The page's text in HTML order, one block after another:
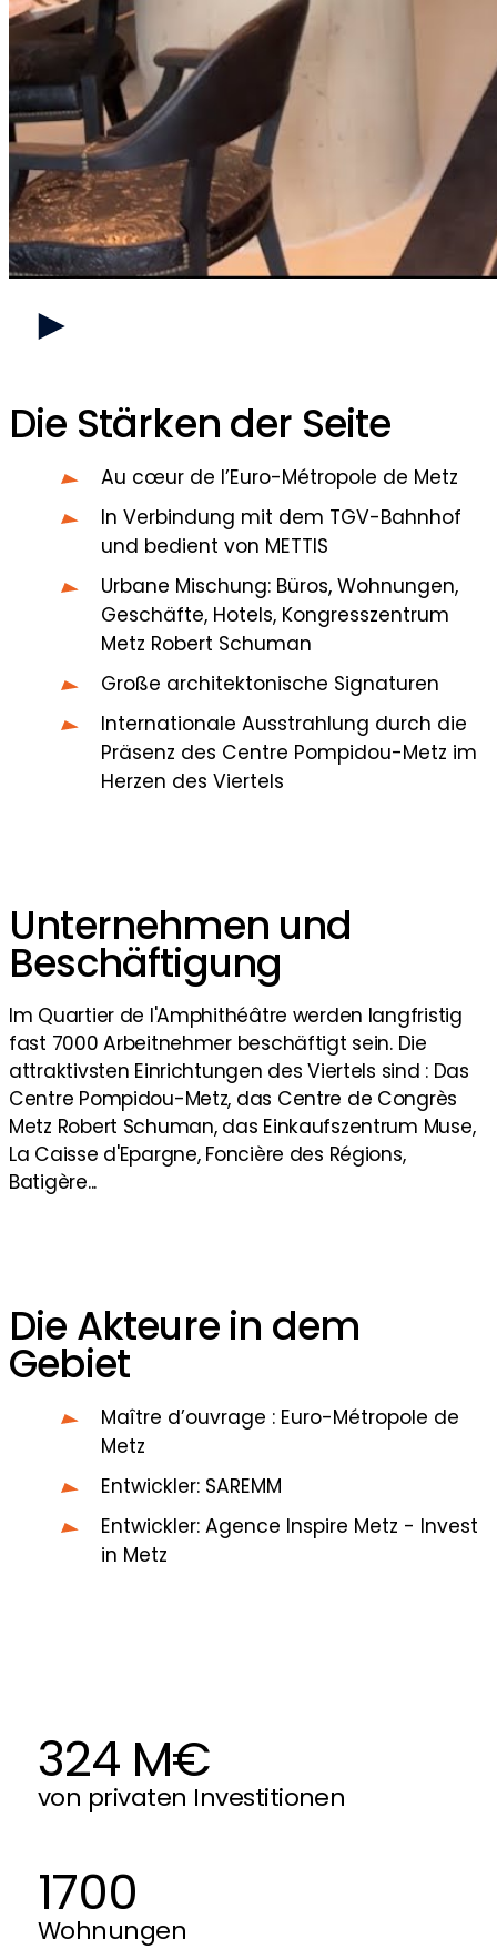
Die Stärken der Seite
Au cœur de l’Euro-Métropole de Metz
In Verbindung mit dem TGV-Bahnhof
und bedient von METTIS
Urbane Mischung: Büros, Wohnungen,
Geschäfte, Hotels, Kongresszentrum
Metz Robert Schuman
Große architektonische Signaturen
Internationale Ausstrahlung durch die
Präsenz des Centre Pompidou-Metz im
Herzen des Viertels
Unternehmen und
Beschäftigung
Im Quartier de l'Amphithéâtre werden langfristig
fast 7000 Arbeitnehmer beschäftigt sein. Die
attraktivsten Einrichtungen des Viertels sind : Das
Centre Pompidou-Metz, das Centre de Congrès
Metz Robert Schuman, das Einkaufszentrum Muse,
La Caisse d'Epargne, Foncière des Régions,
Batigère...
Die Akteure in dem
Gebiet
Maître d’ouvrage : Euro-Métropole de
Metz
Entwickler: SAREMM
Entwickler: Agence Inspire Metz - Invest
in Metz
324 M€
von privaten Investitionen
1700
Wohnungen